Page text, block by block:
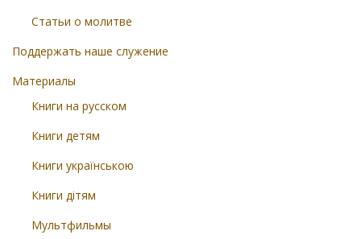
Статьи о молитве
Поддержать наше служение
Материалы
Книги на русском
Книги детям
Книги українською
Книги дітям
Мультфильмы